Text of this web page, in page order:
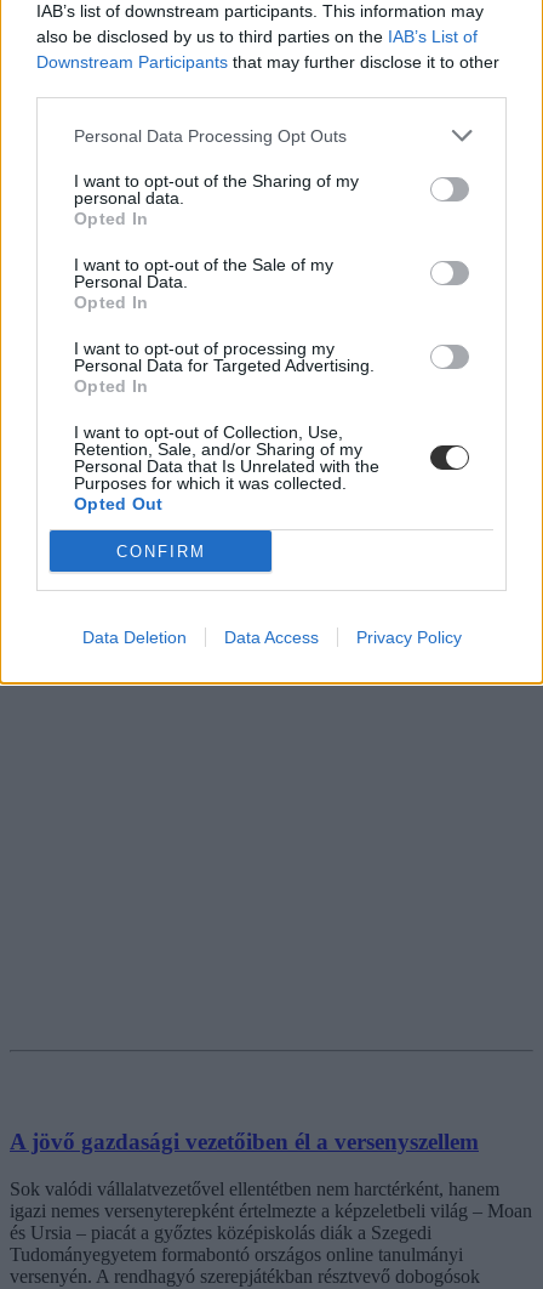
IAB’s list of downstream participants. This information may
also be disclosed by us to third parties on the IAB’s List of
Downstream Participants that may further disclose it to other
Personal Data Processing Opt Outs
I want to opt-out of the Sharing of my
personal data.
Opted In
I want to opt-out of the Sale of my
Personal Data.
Opted In
I want to opt-out of processing my
Personal Data for Targeted Advertising.
Opted In
I want to opt-out of Collection, Use,
Retention, Sale, and/or Sharing of my
Personal Data that Is Unrelated with the
Purposes for which it was collected.
Opted Out
CONFIRM
Data Deletion Data Access Privacy Policy
Mi lesz a BME gazdasági karával? Megállapodott
az ELTE és a Műegyetem
oktatási szolgáltatást végez a BME Gazdaság- és
Társadalomtudományi Kar (GTK) képzésein.
A jövő gazdasági vezetőiben él a versenyszellem
Sok valódi vállalatvezetővel ellentétben nem harctérként, hanem
igazi nemes versenyterepként értelmezte a képzeletbeli világ – Moan
és Ursia – piacát a győztes középiskolás diák a Szegedi
Tudományegyetem formabontó országos online tanulmányi
versenyén. A rendhagyó szerepjátékban résztvevő dobogósok